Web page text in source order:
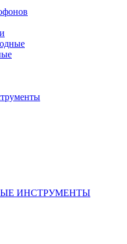
ИНСТРУМЕНТЫ